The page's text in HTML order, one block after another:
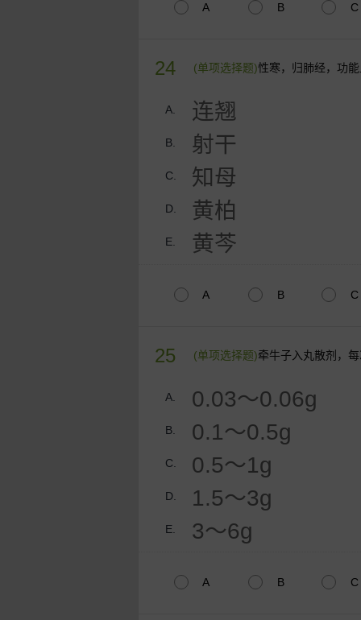
A B C
24 (单项选择题)性寒，归肺经，功
A. 连翘
B. 射干
C. 知母
D. 黄柏
E. 黄芩
A B C
25 (单项选择题)牵牛子入丸散剂，
A. 0.03～0.06g
B. 0.1～0.5g
C. 0.5～1g
D. 1.5～3g
E. 3～6g
A B C